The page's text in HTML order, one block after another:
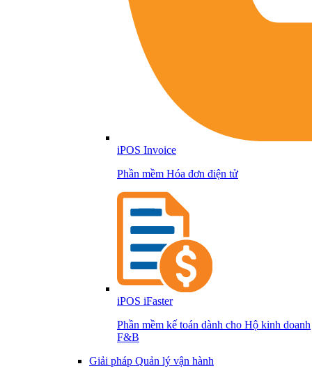
iPOS Invoice
Phần mềm Hóa đơn điện tử
iPOS iFaster
Phần mềm kế toán dành cho Hộ kinh doanh
F&B
Giải pháp Quản lý vận hành